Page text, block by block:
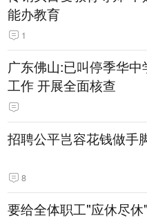
能办教育
1
广东佛山:已叫停季华
工作 开展全面核查
招聘公平岂容花钱做手
8
要给全体职工"应休尽